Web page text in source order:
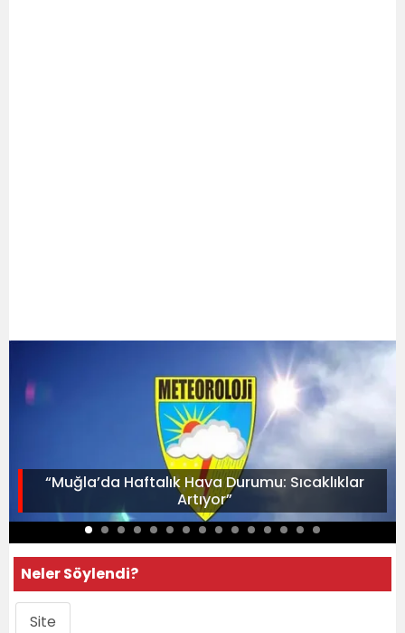
“Muğla’da Haftalık Hava Durumu: Sıcaklıklar
Artıyor”
Neler Söylendi?
Site